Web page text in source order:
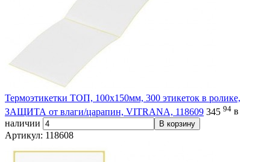
Термоэтикетки ТОП, 100х150мм, 300 этикеток в ролике,
ЗАЩИТА от влаги/царапин, VITRANA, 118609 345 94 в
наличии
В корзину
Артикул: 118608